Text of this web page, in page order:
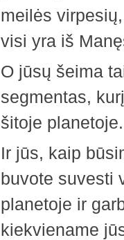
meilės
visi yra iš
O jūsų šeima
segmentas,
šitoje planetoje.
Ir jūs, kaip
buvote suvesti
planetoje ir
kiekviename